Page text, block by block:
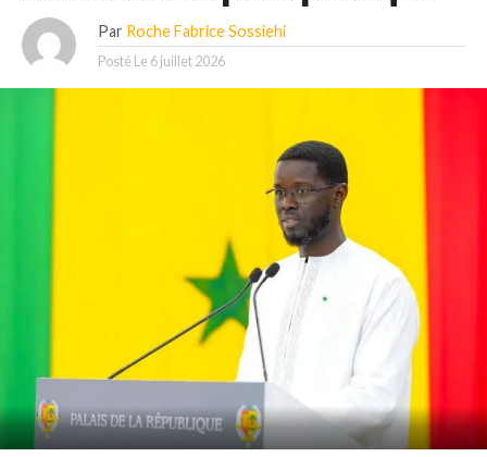
Par Roche Fabrice Sossiehi
Posté Le 6 juillet 2026